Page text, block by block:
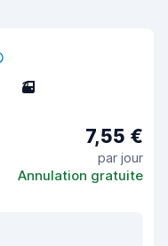
3
7,55 €
par jour
Annulation gratuite